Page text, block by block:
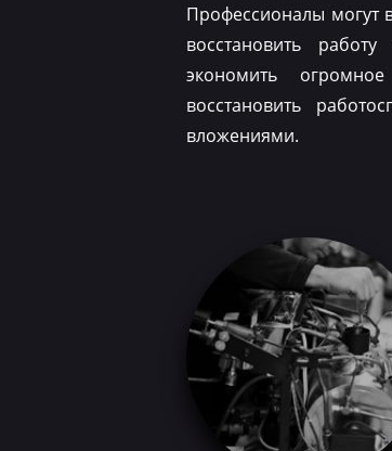
Профессионалы могут
восстановить
экономить
восстановить
вложениями.